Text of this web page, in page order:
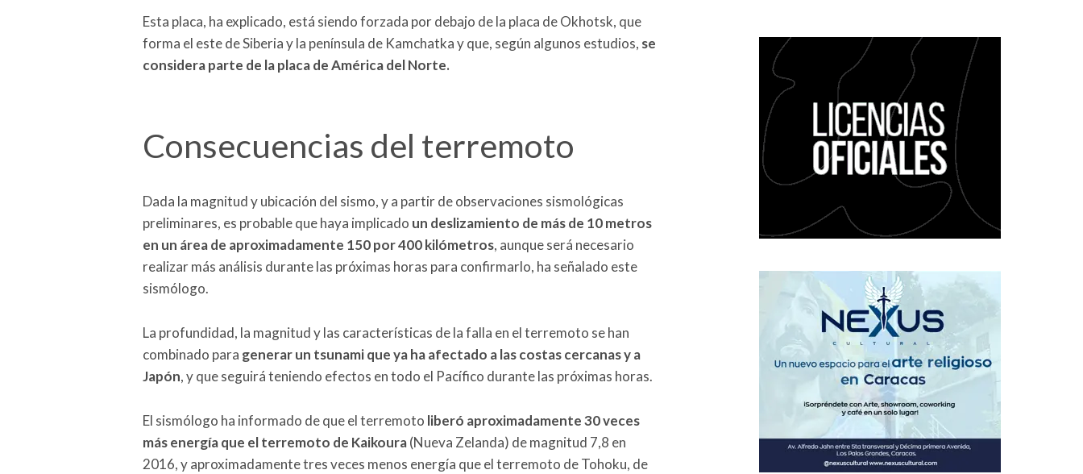
Esta placa, ha explicado, está siendo forzada por debajo de la placa de Okhotsk, que
forma el este de Siberia y la península de Kamchatka y que, según algunos estudios, se
considera parte de la placa de América del Norte.
Consecuencias del terremoto
Dada la magnitud y ubicación del sismo, y a partir de observaciones sismológicas
preliminares, es probable que haya implicado un deslizamiento de más de 10 metros
en un área de aproximadamente 150 por 400 kilómetros, aunque será necesario
realizar más análisis durante las próximas horas para confirmarlo, ha señalado este
sismólogo.
La profundidad, la magnitud y las características de la falla en el terremoto se han
combinado para generar un tsunami que ya ha afectado a las costas cercanas y a
Japón, y que seguirá teniendo efectos en todo el Pacífico durante las próximas horas.
El sismólogo ha informado de que el terremoto liberó aproximadamente 30 veces
más energía que el terremoto de Kaikoura(Nueva Zelanda) de magnitud 7,8 en
2016, y aproximadamente tres veces menos energía que el terremoto de Tohoku, de